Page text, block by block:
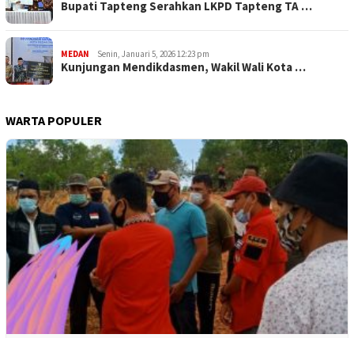
Bupati Tapteng Serahkan LKPD Tapteng TA …
MEDAN Senin, Januari 5, 2026 12:23 pm
Kunjungan Mendikdasmen, Wakil Wali Kota …
WARTA POPULER